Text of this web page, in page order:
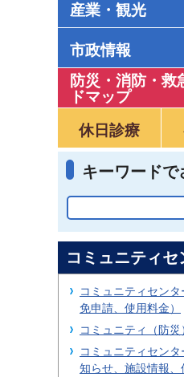
産業・観光
市政情報
防災・消防・救
ドマップ
休日診療
キーワードで
コミュニティセ
コミュニティセン
免申請、使用料金）
コミュニティ（防
コミュニティセン
知らせ、施設情報、